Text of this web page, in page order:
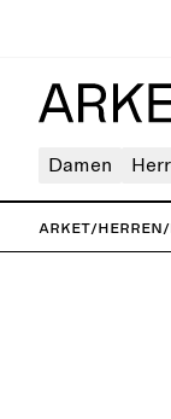
Damen
ARKET/Herren/